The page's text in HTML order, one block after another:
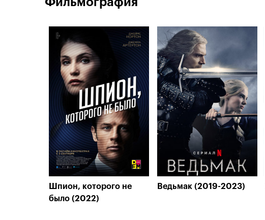
Шпион, которого не
было (2022)
Ведьмак (2019-2023)